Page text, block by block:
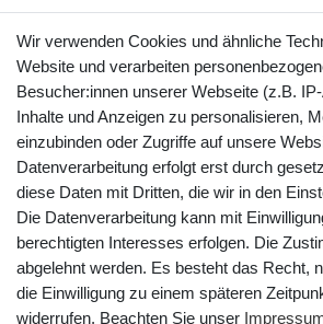
Vertrag widerrufen
YouTube Facebook
Wir verwenden Cookies und ähnliche
Website und verarbeiten
Besucher:innen unserer Webseite (z.B.
Inhalte und Anzeigen zu personalisieren,
einzubinden oder Zugriffe auf unsere
Datenverarbeitung erfolgt erst durch
diese Daten mit Dritten, die wir in den
Die Datenverarbeitung kann mit
berechtigten Interesses erfolgen. Die
abgelehnt werden. Es besteht das Recht,
die Einwilligung zu einem späteren
widerrufen. Beachten Sie unser